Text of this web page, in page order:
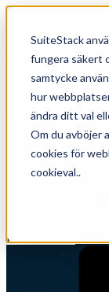
SuiteStack
fungera säkert
samtycke
hur
ändra ditt val
Om du avböjer
cookies för
cookieval..
Maximera
för
På SuiteStack
effektiv och
Boka ett möte